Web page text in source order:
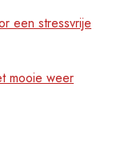
een stressvrije
mooie weer